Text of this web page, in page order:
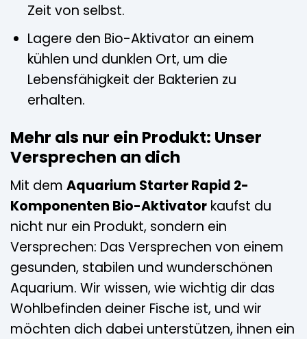
Zeit von selbst.
Lagere den Bio-Aktivator an einem
kühlen und dunklen Ort, um die
Lebensfähigkeit der Bakterien zu
erhalten.
Mehr als nur ein Produkt: Unser
Versprechen an dich
Mit dem Aquarium Starter Rapid 2-
Komponenten Bio-Aktivator kaufst du
nicht nur ein Produkt, sondern ein
Versprechen: Das Versprechen von einem
gesunden, stabilen und wunderschönen
Aquarium. Wir wissen, wie wichtig dir das
Wohlbefinden deiner Fische ist, und wir
möchten dich dabei unterstützen, ihnen ein